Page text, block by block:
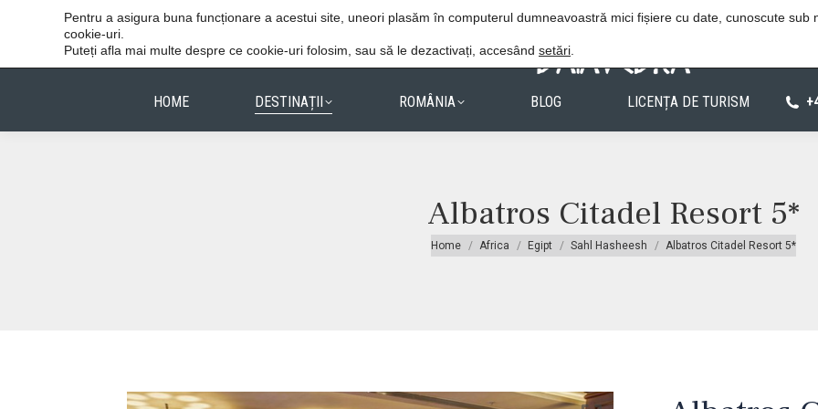
Vacanțele reușite stau în detalii. Procedura de rezervare Politica de
HOME DESTINAȚII ROMÂNIA BLOG LICENȚA DE TURISM
Albatros Citadel Resort 5*
You are here:
Home Africa Egipt Sahl Hasheesh Albatros Citadel Resort 5*
Pentru a asigura buna funcționare a acestui site, uneori plasăm în computerul dumneavoastră mici fișiere cu date, cunoscute sub
cookie-uri.
Puteți afla mai multe despre ce cookie-uri folosim, sau să le dezactivați, accesând setări